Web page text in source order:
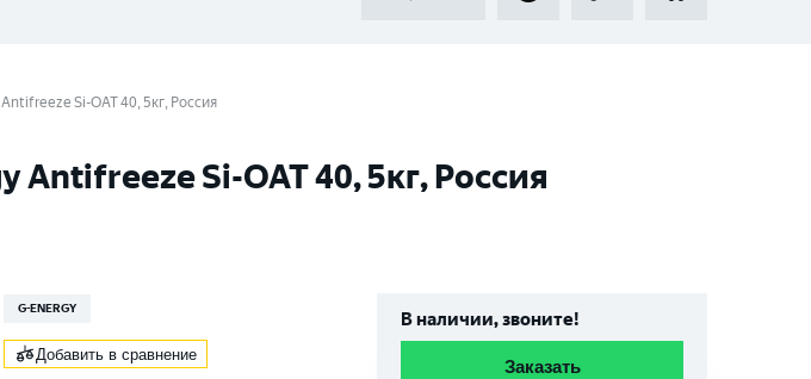
Si-OAT 40, 5кг, Россия
Si-OAT 40, 5кг, Россия
G-ENERGY
Добавить в сравнение
В наличии, звоните!
Заказать